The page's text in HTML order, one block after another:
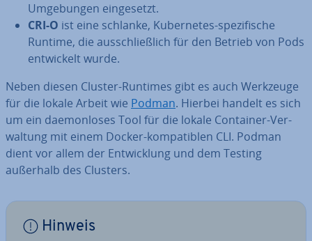
Um­ge­bun­gen ein­ge­setzt.
CRI-O ist eine schlanke, Ku­ber­netes-spe­zi­fi­sche
Runtime, die aus­schließ­lich für den Betrieb von Pods
ent­wi­ckelt wurde.
Neben diesen Cluster-Runtimes gibt es auch Werkzeuge
für die lokale Arbeit wie Podman. Hierbei handelt es sich
um ein dae­mon­lo­ses Tool für die lokale Container-Ver­
wal­tung mit einem Docker-kom­pa­ti­blen CLI. Podman
dient vor allem der Ent­wick­lung und dem Testing
außerhalb des Clusters.
Hinweis